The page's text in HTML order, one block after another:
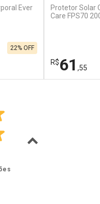
Ever
22% OFF
Protetor Solar
Care FPS70
R$61 ,55